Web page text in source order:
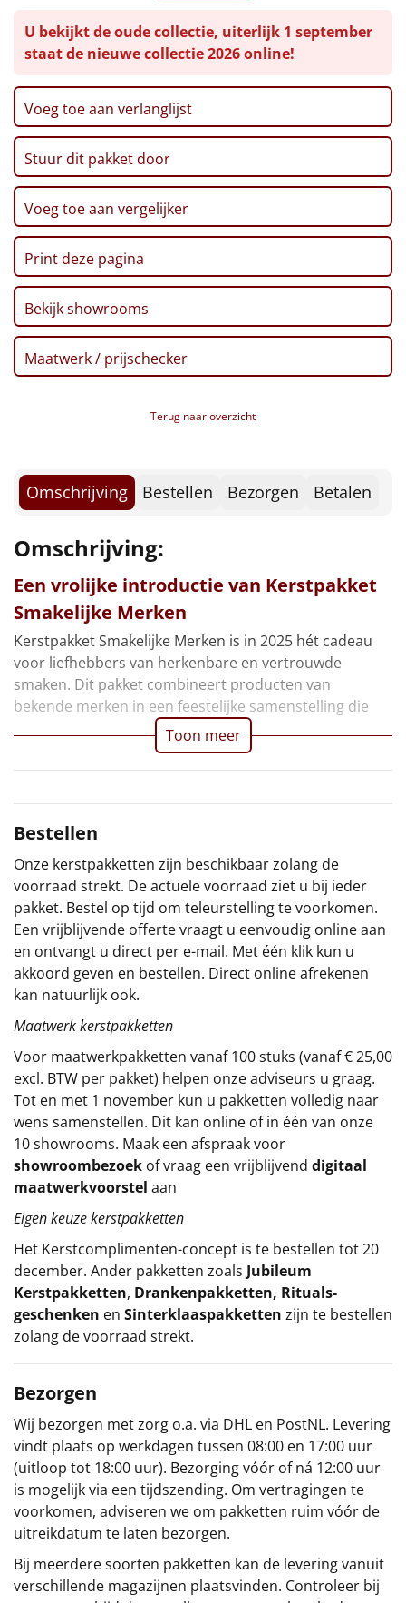
Goedkope
Uniek
Alle thema's
Artikel
Hitster NIEUW
Pizzarette
Tas
Wake up light
NIEUW
Slowcooker POPULAIR
Deken (fleece plaid)
Alle artikelen
Overige
Ideeën
Personeel
Doe het zelf
Sinterklaaspakketten
Particulier
Kerstgeschenken 2026
Relatiegeschenken
Cadeaubon
Per stuk
Alle overige
Smikkelboxx
Haribo goudberen, 10 gr, 3 st
Dubbele biscuit, 30 gr
Croky naturel chips, 100 gr
Kerstkaart
Voucher Ponycity
Voucher Fletcher hotel
Verpakt in een feestelijke kerstdoos
U bekijkt de oude collectie, uiterlijk 1 september
staat de nieuwe collectie 2026 online!
Voeg toe aan verlanglijst
Stuur dit pakket door
Voeg toe aan vergelijker
Print deze pagina
Bekijk showrooms
Maatwerk / prijschecker
Terug naar overzicht
Omschrijving Bestellen Bezorgen Betalen
Omschrijving:
Een vrolijke introductie van Kerstpakket
Smakelijke Merken
Kerstpakket Smakelijke Merken is in 2025 hét cadeau
voor liefhebbers van herkenbare en vertrouwde
smaken. Dit pakket combineert producten van
bekende merken in een feestelijke samenstelling die
Toon meer
Bestellen
Onze kerstpakketten zijn beschikbaar zolang de
voorraad strekt. De actuele voorraad ziet u bij ieder
pakket. Bestel op tijd om teleurstelling te voorkomen.
Een vrijblijvende offerte vraagt u eenvoudig online aan
en ontvangt u direct per e-mail. Met één klik kun u
akkoord geven en bestellen. Direct online afrekenen
kan natuurlijk ook.
Maatwerk kerstpakketten
Voor maatwerkpakketten vanaf 100 stuks (vanaf € 25,00
excl. BTW per pakket) helpen onze adviseurs u graag.
Tot en met 1 november kun u pakketten volledig naar
wens samenstellen. Dit kan online of in één van onze
10 showrooms. Maak een afspraak voor
showroombezoek of vraag een vrijblijvend digitaal
maatwerkvoorstel aan
Eigen keuze kerstpakketten
Het Kerstcomplimenten-concept is te bestellen tot 20
december. Ander pakketten zoals Jubileum
Kerstpakketten, Drankenpakketten, Rituals-
geschenken en Sinterklaaspakketten zijn te bestellen
zolang de voorraad strekt.
Bezorgen
Wij bezorgen met zorg o.a. via DHL en PostNL. Levering
vindt plaats op werkdagen tussen 08:00 en 17:00 uur
(uitloop tot 18:00 uur). Bezorging vóór of ná 12:00 uur
is mogelijk via een tijdszending. Om vertragingen te
voorkomen, adviseren we om pakketten ruim vóór de
uitreikdatum te laten bezorgen.
Bij meerdere soorten pakketten kan de levering vanuit
verschillende magazijnen plaatsvinden. Controleer bij